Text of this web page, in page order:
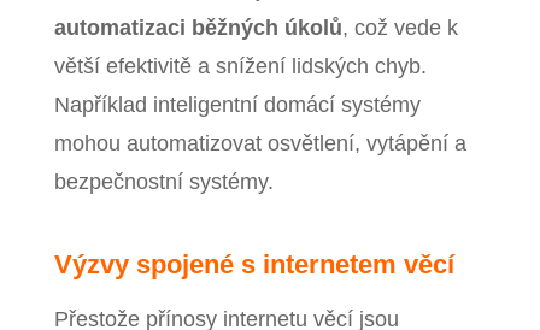
automatizaci běžných úkolů, což vede k
větší efektivitě a snížení lidských chyb.
Například inteligentní domácí systémy
mohou automatizovat osvětlení, vytápění a
bezpečnostní systémy.
Výzvy spojené s internetem věcí
Přestože přínosy internetu věcí jsou